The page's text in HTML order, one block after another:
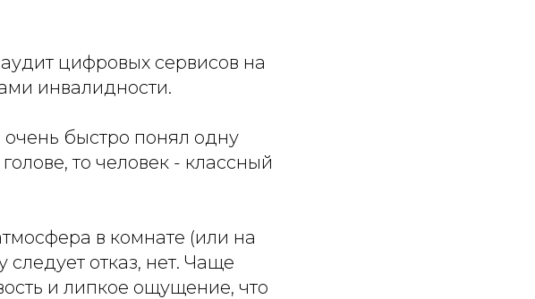
цифровых сервисов на
инвалидности.
быстро понял одну
то человек - классный
в комнате (или на
следует отказ, нет. Чаще
и липкое ощущение, что